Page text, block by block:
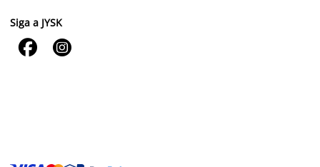
Siga a JYSK
 